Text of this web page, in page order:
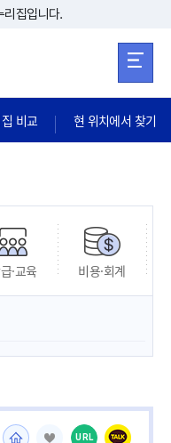
리집입니다.
비교 현 위치에서 찾기
·교육 비용·회계
URL